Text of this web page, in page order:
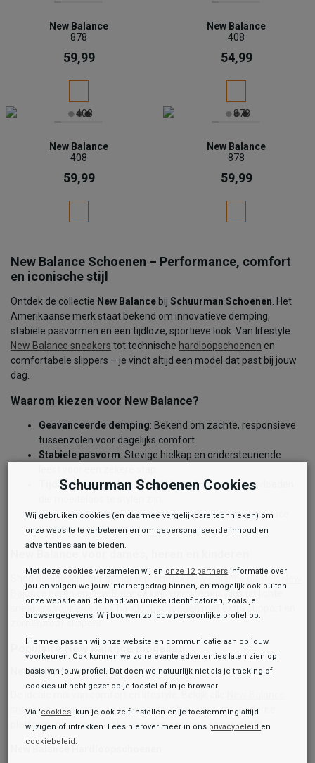
New Balance
878
59,99
New Balance
408
54,99
New Balance
408
59,99
New Balance
878
59,99
New Balance Schoenen – Performance, comfort
en iconische stijl
Ontdek de collectie New Balancebij Schuurman Schoenen . Het
Amerikaanse merk staat bekend om innovatieve demping,
stabiele pasvormen en een tijdloze, sportieve look. Van lifestyle
New Balance sneakers tot technische hardloopschoenen en
comfortabele slippers – je vindt altijd een model dat past bij jouw
dag.
Waarom kiezen voor New Balance?
Geavanceerde demping: Bekend om zachte, responsieve
tussenzolen voor dagelijks comfort.
Stabiele pasvorm: Stevige hielkap en ondersteunende
Tijdloos design: Iconische N-branding en retro-invloeden
Veelzijdig aanbod: Van casual lifestyle tot performance
running voor elk niveau.
Shop doelgericht per doelgroep: ontdekNew Balance dames
Balance heren
New Balance kinderschoenen
. Kies uit lichte
sneakers voor elke dag, hardloopschoenen met extra support en
zomerproof slippers.
Populaire New Balance modellen
New Balance Sneakers
sneakers– van retro geïnspireerde silhouetten tot moderne
platform- en runnerslooks voor een sportief-casual outfit.
New Balance Hardloopschoenen
Schuurman Schoenen Cookies
Wij gebruiken cookies (en daarmee vergelijkbare technieken) om
onze website te verbeteren en om gepersonaliseerde inhoud en
advertenties aan te bieden.
Met deze cookies verzamelen wij en onze 12 partners informatie over
jou en volgen we jouw internetgedrag binnen, en mogelijk ook buiten
onze website aan de hand van unieke identificatoren, zoals je
browsergegevens. Wij bouwen zo jouw persoonlijke profiel op.
Hiermee passen wij onze website en communicatie aan op jouw
voorkeuren. Ook kunnen we zo relevante advertenties laten zien op
basis van jouw profiel. Dat doen we natuurlijk niet als je tracking of
cookies uit hebt gezet op je toestel of in je browser.
Via 'cookies' kun je ook zelf instellen en je toestemming altijd
wijzigen of intrekken. Lees hierover meer in ons privacybeleid en
cookiebeleid .